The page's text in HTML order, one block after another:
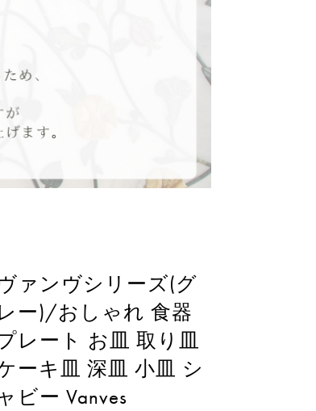
ァンヴシリーズ(グ
ー)/おしゃれ 食器
レート お皿 取り皿
ーキ皿 深皿 小皿 シ
ャビー Vanves